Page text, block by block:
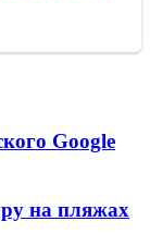
Google
на пляжах